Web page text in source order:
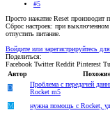
#5
Просто нажатие Reset производит
Сброс настроек: при выключенном
отпустить питание.
Войдите или зарегистрируйтесь для
Поделиться:
Facebook Twitter Reddit Pinterest
Автор
D
Проблема с передачей
Rocket m5
M
нужна помощь с Rocket,